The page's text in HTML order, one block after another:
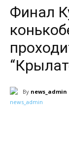
Финал
By news_admin